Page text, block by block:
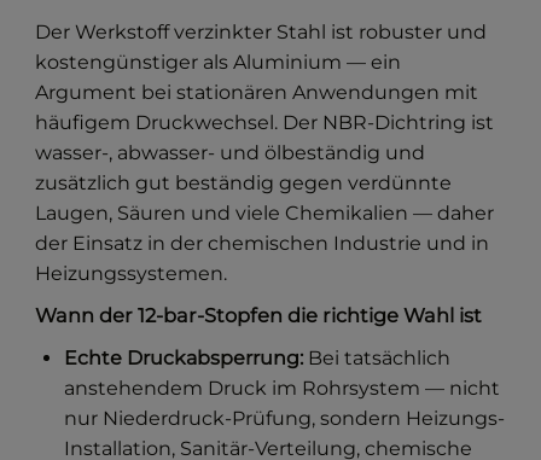
Der Werkstoff verzinkter Stahl ist robuster und
kostengünstiger als Aluminium — ein
Argument bei stationären Anwendungen mit
häufigem Druckwechsel. Der NBR-Dichtring ist
wasser-, abwasser- und ölbeständig und
zusätzlich gut beständig gegen verdünnte
Laugen, Säuren und viele Chemikalien — daher
der Einsatz in der chemischen Industrie und in
Heizungssystemen.
Wann der 12-bar-Stopfen die richtige Wahl ist
Echte Druckabsperrung: Bei tatsächlich
anstehendem Druck im Rohrsystem — nicht
nur Niederdruck-Prüfung, sondern Heizungs-
Installation, Sanitär-Verteilung, chemische